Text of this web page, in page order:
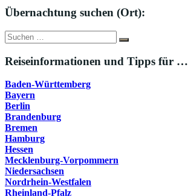
Übernachtung suchen (Ort):
Suche
nach:
Suchen
Reiseinformationen und Tipps für …
Baden-Württemberg
Bayern
Berlin
Brandenburg
Bremen
Hamburg
Hessen
Mecklenburg-Vorpommern
Niedersachsen
Nordrhein-Westfalen
Rheinland-Pfalz